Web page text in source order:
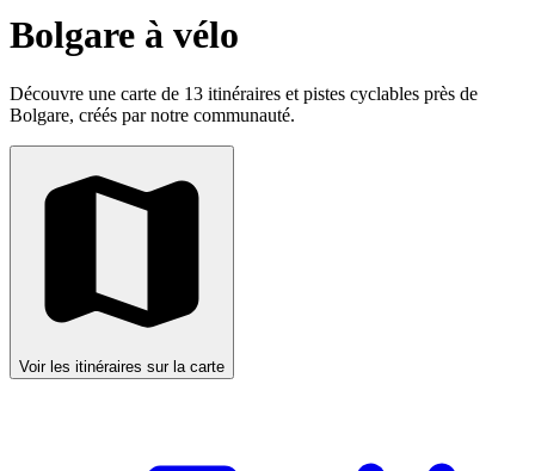
Bolgare à vélo
Découvre une carte de 13 itinéraires et pistes cyclables près de
Bolgare, créés par notre communauté.
Voir les itinéraires sur la carte